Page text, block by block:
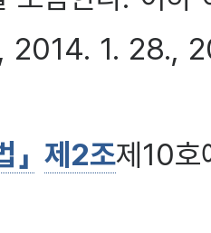
1. 28.,
제2조제10호